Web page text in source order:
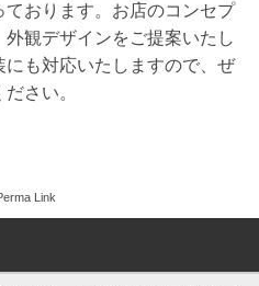
おります。お店のコンセプ
外観デザインをご提案いたし
も対応いたしますので、ぜ
さい。
Link